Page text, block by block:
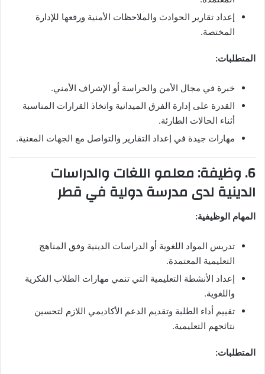
إعداد تقارير الحوادث والملاحظات الأمنية ورفعها للإدارة
المختصة.
المتطلبات:
خبرة في مجال الأمن والحراسة أو الإشراف الأمني.
القدرة على إدارة الفرق الميدانية واتخاذ القرارات المناسبة
أثناء الحالات الطارئة.
مهارات جيدة في إعداد التقارير والتواصل مع الجهات المعنية.
6. وظيفة: معلمو اللغات والدراسات
الدينية لدى مدرسة دولية في قطر
المهام الوظيفية:
تدريس المواد اللغوية أو الدراسات الدينية وفق المناهج
التعليمية المعتمدة.
إعداد الأنشطة التعليمية التي تنمي مهارات الطلاب الفكرية
واللغوية.
تقييم أداء الطلبة وتقديم الدعم الأكاديمي اللازم لتحسين
نتائجهم التعليمية.
المتطلبات: